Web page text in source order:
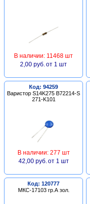
В наличии: 11468 шт
2,00 руб. от 1 шт
Код: 94259
Варистор S14K275 B72214-S
271-K101
В наличии: 277 шт
42,00 руб. от 1 шт
Код: 120777
МКС-17103 гр.А зол.